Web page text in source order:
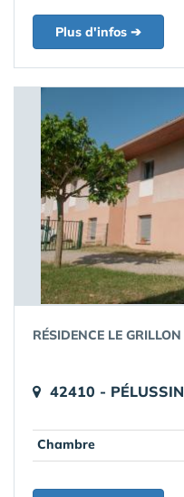
Plus d'infos ➔
RÉSIDENCE LE GRILLON
42410 - PÉLUSSIN
Chambre